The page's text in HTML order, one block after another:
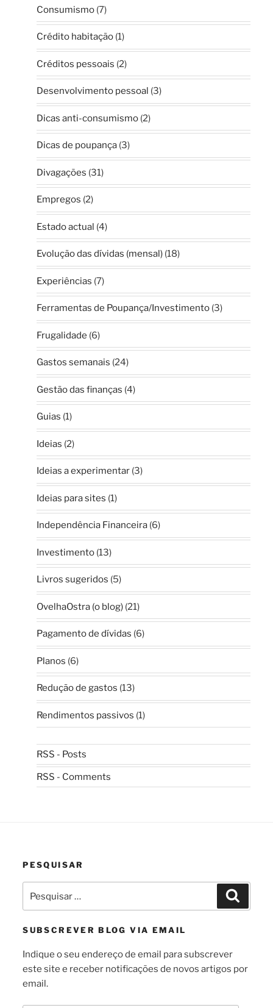
Consumismo(7)
Crédito habitação(1)
Créditos pessoais (2)
Desenvolvimento pessoal (3)
Dicas anti-consumismo(2)
Dicas de poupança(3)
Divagações (31)
Empregos (2)
Estado actual (4)
Evolução das dívidas (mensal)(18)
Experiências (7)
Ferramentas de Poupança/Investimento(3)
Frugalidade (6)
Gastos semanais (24)
Gestão das finanças (4)
Guias (1)
Ideias (2)
Ideias a experimentar(3)
Ideias para sites (1)
Independência Financeira(6)
Investimento(13)
Livros sugeridos (5)
OvelhaOstra (o blog)(21)
Pagamento de dívidas (6)
Planos (6)
Redução de gastos (13)
Rendimentos passivos (1)
RSS - Posts
RSS - Comments
PESQUISAR
por:
SUBSCREVER BLOG VIA EMAIL
Indique o seu endereço de email para subscrever
este site e receber notificações de novos artigos por
email.